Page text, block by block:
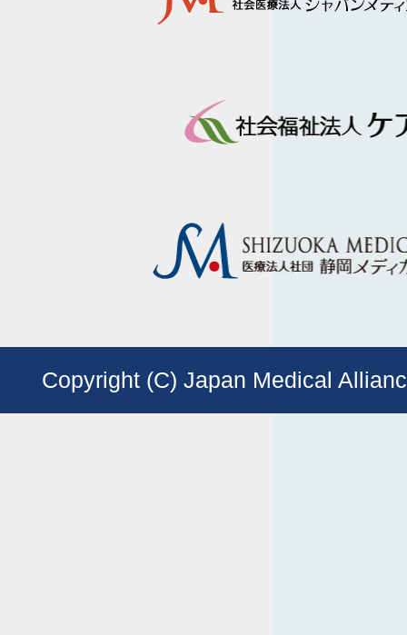
Copyright (C) Japan Medical